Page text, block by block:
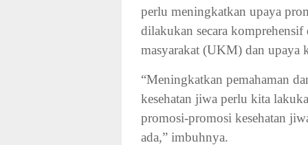
perlu meningkatkan upaya
dilakukan secara komprehensif
masyarakat (UKM) dan upaya
“Meningkatkan pemahaman
kesehatan jiwa perlu kita
promosi-promosi kesehatan
ada,” imbuhnya.